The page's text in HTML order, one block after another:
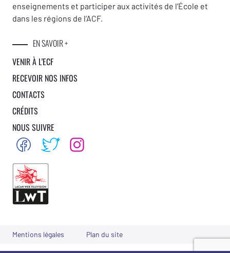
enseignements et participer aux activités de l’École et
dans les régions de l’ACF.
EN SAVOIR +
VENIR À L’ECF
RECEVOIR NOS INFOS
CONTACTS
CRÉDITS
NOUS SUIVRE
Mentions légales Plan du site